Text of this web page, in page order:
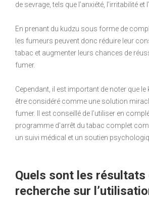
de sevrage, tels que l’anxiété, l’irritabilité et
En prenant du kudzu sous forme de
les fumeurs peuvent donc réduire leur
tabac et augmenter leurs chances de
fumer.
Cependant, il est important de noter que le
être considéré comme une solution
fumer. Il est conseillé de l’utiliser en
programme d’arrêt du tabac complet
un suivi médical et un soutien
Quels sont les résultats
recherche sur